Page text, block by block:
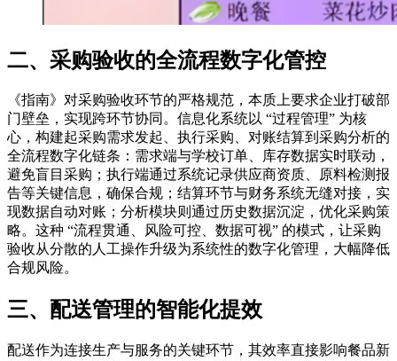
二、采购验收的全流程数字化管控
《指南》对采购验收环节的严格规范，本质上要求企业打破部
门壁垒，实现跨环节协同。信息化系统以 “过程管理” 为核
心，构建起采购需求发起、执行采购、对账结算到采购分析的
全流程数字化链条：需求端与学校订单、库存数据实时联动，
避免盲目采购；执行端通过系统记录供应商资质、原料检测报
告等关键信息，确保合规；结算环节与财务系统无缝对接，实
现数据自动对账；分析模块则通过历史数据沉淀，优化采购策
略。这种 “流程贯通、风险可控、数据可视” 的模式，让采购
验收从分散的人工操作升级为系统性的数字化管理，大幅降低
合规风险。
三、配送管理的智能化提效
配送作为连接生产与服务的关键环节，其效率直接影响餐品新